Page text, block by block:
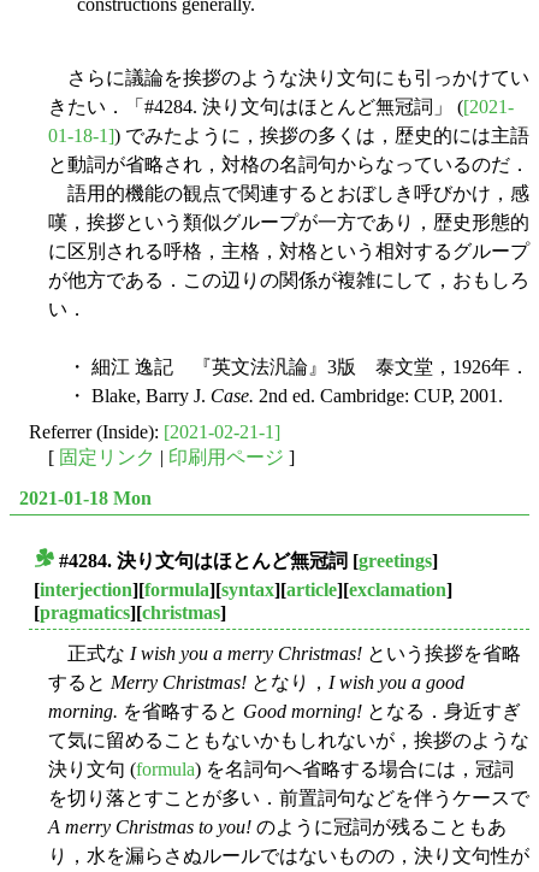
constructions generally.
さらに議論を挨拶のような決り文句にも引っかけてい
きたい．「#4284. 決り文句はほとんど無冠詞」 ([2021-
01-18-1]) でみたように，挨拶の多くは，歴史的には主語
と動詞が省略され，対格の名詞句からなっているのだ．
語用的機能の観点で関連するとおぼしき呼びかけ，感
嘆，挨拶という類似グループが一方であり，歴史形態的
に区別される呼格，主格，対格という相対するグループ
が他方である．この辺りの関係が複雑にして，おもしろ
い．
・ 細江 逸記 『英文法汎論』3版 泰文堂，1926年．
・ Blake, Barry J. Case. 2nd ed. Cambridge: CUP, 2001.
Referrer (Inside): [2021-02-21-1]
[ 固定リンク | 印刷用ページ ]
2021-01-18 Mon
#4284. 決り文句はほとんど無冠詞 [greetings]
[interjection][formula][syntax][article][exclamation]
[pragmatics][christmas]
正式な I wish you a merry Christmas! という挨拶を省略
すると Merry Christmas! となり， I wish you a good
morning. を省略すると Good morning! となる．身近すぎ
て気に留めることもないかもしれないが，挨拶のような
決り文句 (formula) を名詞句へ省略する場合には，冠詞
を切り落とすことが多い．前置詞句などを伴うケースで
A merry Christmas to you! のように冠詞が残ることもあ
り，水を漏らさぬルールではないものの，決り文句性が